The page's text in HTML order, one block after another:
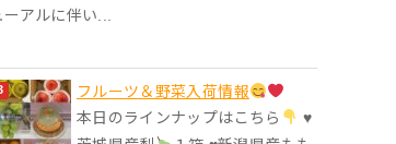
ーアルに伴い...
フルーツ＆野菜入荷情報
本日のラインナップはこちら
♥︎